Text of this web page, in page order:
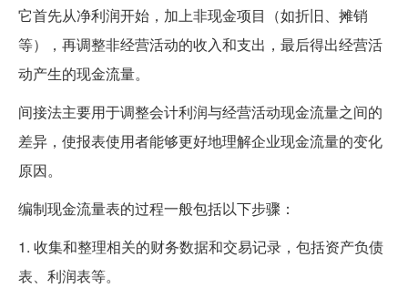
它首先从净利润开始，加上非现金项目（如折旧、摊销
等），再调整非经营活动的收入和支出，最后得出经营活
动产生的现金流量。
间接法主要用于调整会计利润与经营活动现金流量之间的
差异，使报表使用者能够更好地理解企业现金流量的变化
原因。
编制现金流量表的过程一般包括以下步骤：
1. 收集和整理相关的财务数据和交易记录，包括资产负债
表、利润表等。